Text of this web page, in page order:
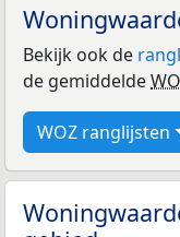
Bekijk ook de
de gemiddelde
WOZ ranglijsten